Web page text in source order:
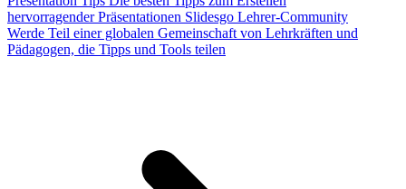
hervorragender Präsentationen Slidesgo Lehrer-Community
Werde Teil einer globalen Gemeinschaft von Lehrkräften und
Pädagogen, die Tipps und Tools teilen